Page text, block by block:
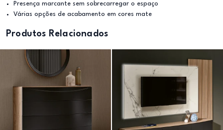
Presença marcante sem sobrecarregar o espaço
Várias opções de acabamento em cores mate
Produtos Relacionados